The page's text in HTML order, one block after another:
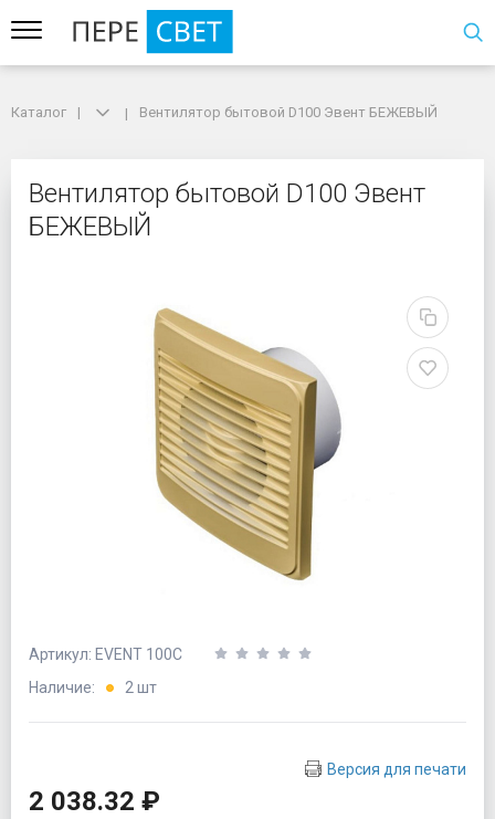
Вентилятор бытовой D100 Эвент БЕЖЕВЫЙ
Каталог Вентилятор бытовой D100 Эвент БЕЖЕВЫЙ
Вентилятор бытовой D100 Эвент
БЕЖЕВЫЙ
Артикул: EVENT 100С
Наличие:
2 шт
Версия для печати
2 038.32 ₽